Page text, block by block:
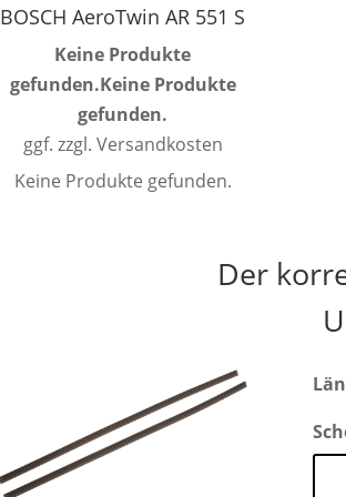
BOSCH AeroTwin AR 551 S
Keine Produkte
gefunden.Keine Produkte
gefunden.
ggf. zzgl. Versandkosten
Keine Produkte gefunden.
Der